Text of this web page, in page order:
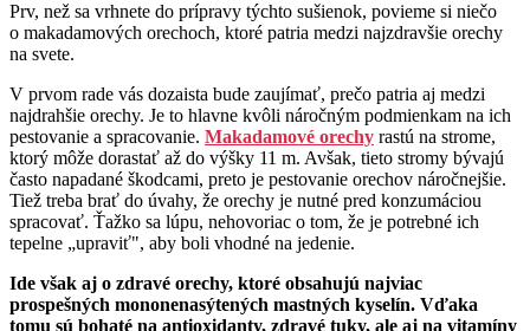
Prv, než sa vrhnete do prípravy týchto sušienok, povieme si niečo
o makadamových orechoch, ktoré patria medzi najzdravšie orechy
na svete.
V prvom rade vás dozaista bude zaujímať, prečo patria aj medzi
najdrahšie orechy. Je to hlavne kvôli náročným podmienkam na ich
pestovanie a spracovanie. Makadamové orechy rastú na strome,
ktorý môže dorastať až do výšky 11 m. Avšak, tieto stromy bývajú
často napadané škodcami, preto je pestovanie orechov náročnejšie.
Tiež treba brať do úvahy, že orechy je nutné pred konzumáciou
spracovať. Ťažko sa lúpu, nehovoriac o tom, že je potrebné ich
tepelne „upraviť", aby boli vhodné na jedenie.
Ide však aj o zdravé orechy, ktoré obsahujú najviac
prospešných mononenasýtených mastných kyselín. Vďaka
tomu sú bohaté na antioxidanty, zdravé tuky, ale aj na vitamíny